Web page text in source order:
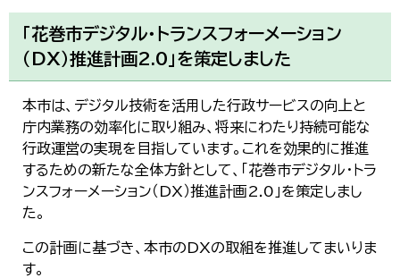
「花巻市デジタル・トランスフォーメーション
（DX）推進計画2.0」を策定しました
本市は、デジタル技術を活用した行政サービスの向上と
庁内業務の効率化に取り組み、将来にわたり持続可能な
行政運営の実現を目指しています。これを効果的に推進
するための新たな全体方針として、「花巻市デジタル・トラ
ンスフォーメーション（DX）推進計画2.0」を策定しまし
た。
この計画に基づき、本市のDXの取組を推進してまいりま
す。